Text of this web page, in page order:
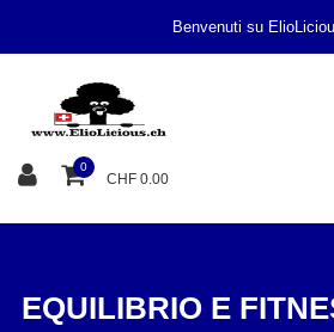
Benvenuti su
0
CHF 0.00
EQUILIBRIO E